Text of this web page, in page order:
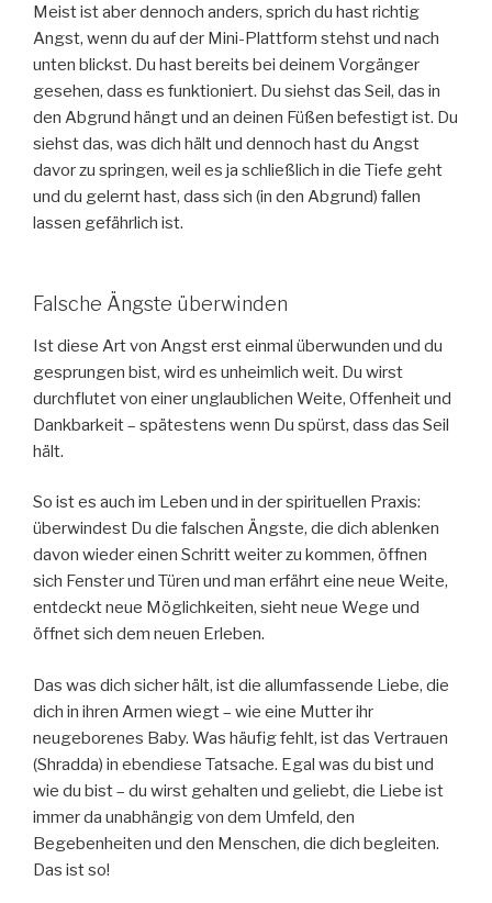
Meist ist aber dennoch anders, sprich du hast richtig
Angst, wenn du auf der Mini-Plattform stehst und nach
unten blickst. Du hast bereits bei deinem Vorgänger
gesehen, dass es funktioniert. Du siehst das Seil, das in
den Abgrund hängt und an deinen Füßen befestigt ist. Du
siehst das, was dich hält und dennoch hast du Angst
davor zu springen, weil es ja schließlich in die Tiefe geht
und du gelernt hast, dass sich (in den Abgrund) fallen
lassen gefährlich ist.
Falsche Ängste überwinden
Ist diese Art von Angst erst einmal überwunden und du
gesprungen bist, wird es unheimlich weit. Du wirst
durchflutet von einer unglaublichen Weite, Offenheit und
Dankbarkeit – spätestens wenn Du spürst, dass das Seil
hält.
So ist es auch im Leben und in der spirituellen Praxis:
überwindest Du die falschen Ängste, die dich ablenken
davon wieder einen Schritt weiter zu kommen, öffnen
sich Fenster und Türen und man erfährt eine neue Weite,
entdeckt neue Möglichkeiten, sieht neue Wege und
öffnet sich dem neuen Erleben.
Das was dich sicher hält, ist die allumfassende Liebe, die
dich in ihren Armen wiegt – wie eine Mutter ihr
neugeborenes Baby. Was häufig fehlt, ist das Vertrauen
(Shradda) in ebendiese Tatsache. Egal was du bist und
wie du bist – du wirst gehalten und geliebt, die Liebe ist
immer da unabhängig von dem Umfeld, den
Begebenheiten und den Menschen, die dich begleiten.
Das ist so!